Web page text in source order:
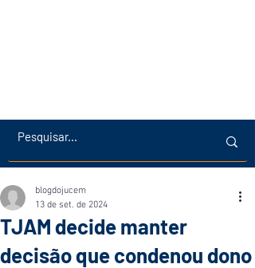
TJAM decide manter
decisão que condenou dono
blogdojucem
13 de set. de 2024